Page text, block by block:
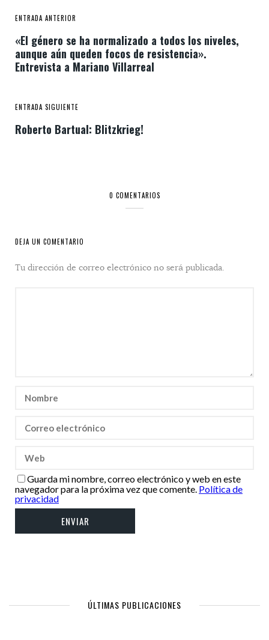
ENTRADA ANTERIOR
«El género se ha normalizado a todos los niveles,
aunque aún queden focos de resistencia».
Entrevista a Mariano Villarreal
ENTRADA SIGUIENTE
Roberto Bartual: Blitzkrieg!
0 COMENTARIOS
DEJA UN COMENTARIO
Tu dirección de correo electrónico no será publicada.
Guarda mi nombre, correo electrónico y web en este
navegador para la próxima vez que comente. Política de
privacidad
ÚLTIMAS PUBLICACIONES